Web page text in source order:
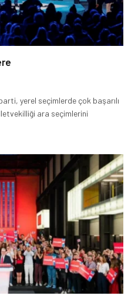
yerel seçimlerde çok başarılı
ara seçimlerini